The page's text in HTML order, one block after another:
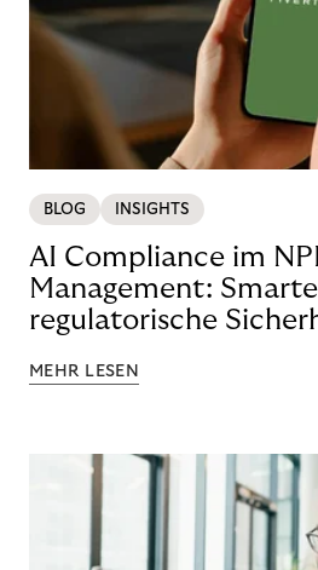
BLOG INSIGHTS
AI Compliance im
Management:
regulatorische
MEHR LESEN